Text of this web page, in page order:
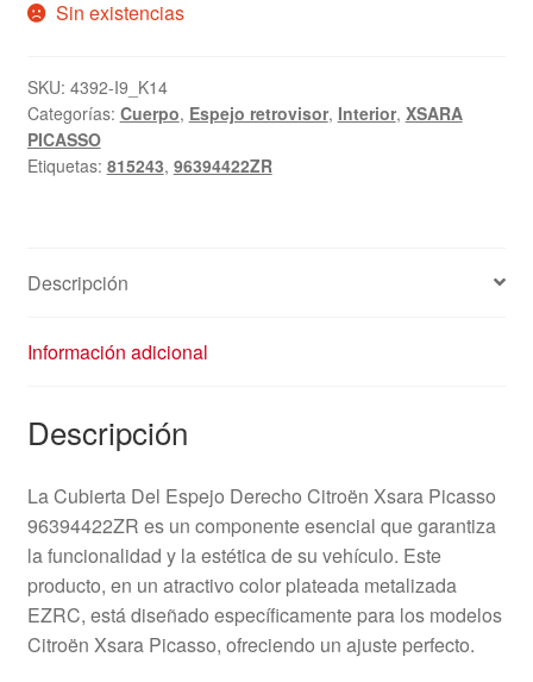
Sin existencias
SKU: 4392-I9_K14
Categorías: Cuerpo, Espejo retrovisor, Interior, XSARA
PICASSO
Etiquetas: 815243, 96394422ZR
Descripción
Información adicional
Descripción
La Cubierta Del Espejo Derecho Citroën Xsara Picasso
96394422ZR es un componente esencial que garantiza
la funcionalidad y la estética de su vehículo. Este
producto, en un atractivo color plateada metalizada
EZRC, está diseñado específicamente para los modelos
Citroën Xsara Picasso, ofreciendo un ajuste perfecto.